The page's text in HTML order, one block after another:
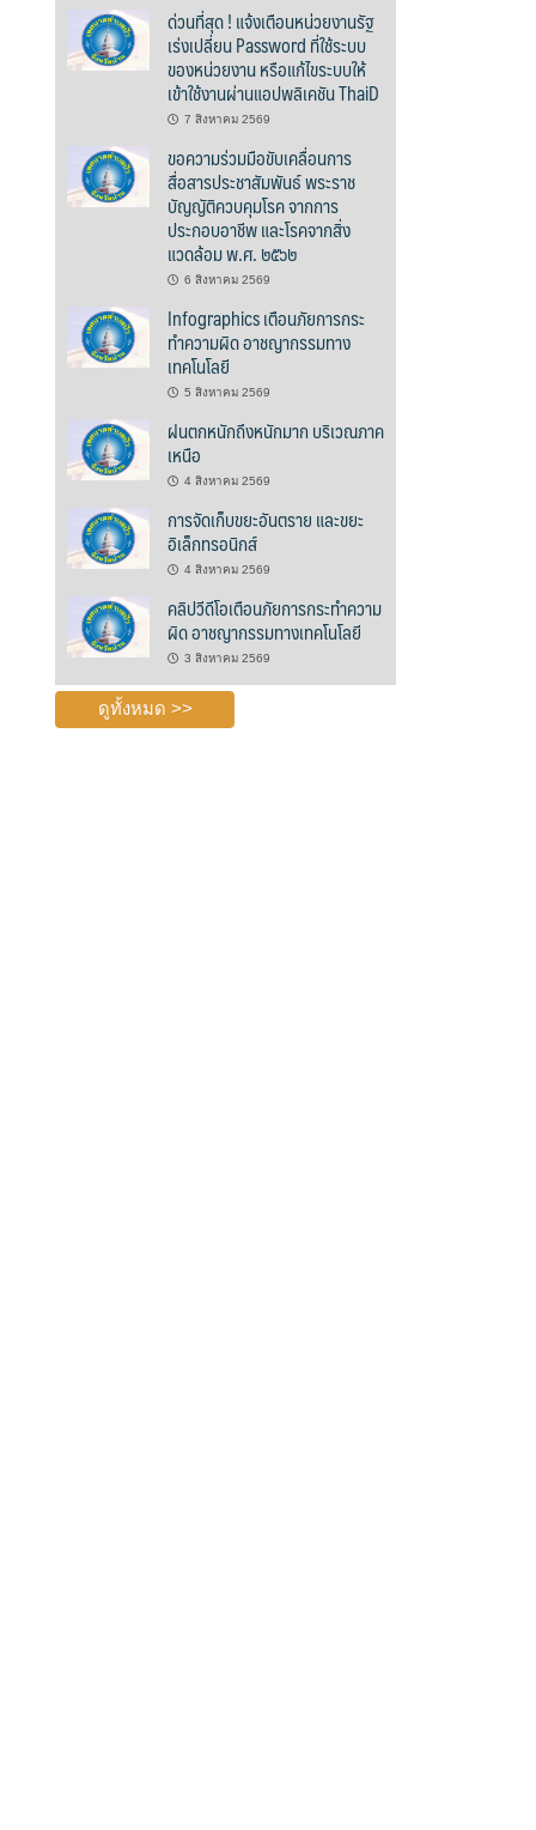
ด่วนที่สุด ! แจ้งเตือนหน่วยงานรัฐ
เร่งเปลี่ยน Password ที่ใช้ระบบ
ของหน่วยงาน หรือแก้ไขระบบให้
เข้าใช้งานผ่านแอปพลิเคชัน ThaiD
7 สิงหาคม 2569
ขอความร่วมมือขับเคลื่อนการ
สื่อสารประชาสัมพันธ์ พระราช
บัญญัติควบคุมโรค จากการ
ประกอบอาชีพ และโรคจากสิ่ง
แวดล้อม พ.ศ. ๒๕๖๒
6 สิงหาคม 2569
Infographics เตือนภัยการกระ
ทำความผิด อาชญากรรมทาง
เทคโนโลยี
5 สิงหาคม 2569
ฝนตกหนักถึงหนักมาก บริเวณภาค
เหนือ
4 สิงหาคม 2569
การจัดเก็บขยะอันตราย และขยะ
อิเล็กทรอนิกส์
4 สิงหาคม 2569
คลิปวีดีโอเตือนภัยการกระทำความ
ผิด อาชญากรรมทางเทคโนโลยี
3 สิงหาคม 2569
ดูทั้งหมด >>